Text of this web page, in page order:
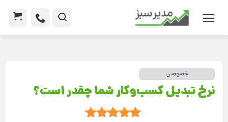
خصوصی
نرخ تبدیل کسب‌و‌کار شما چقدر است؟